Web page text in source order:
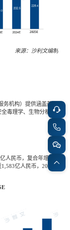
来源：沙利文编制
务机构）提供涵盖药物
毒理学、生物分析、
人民币，复合年增长
亿人民币，2020